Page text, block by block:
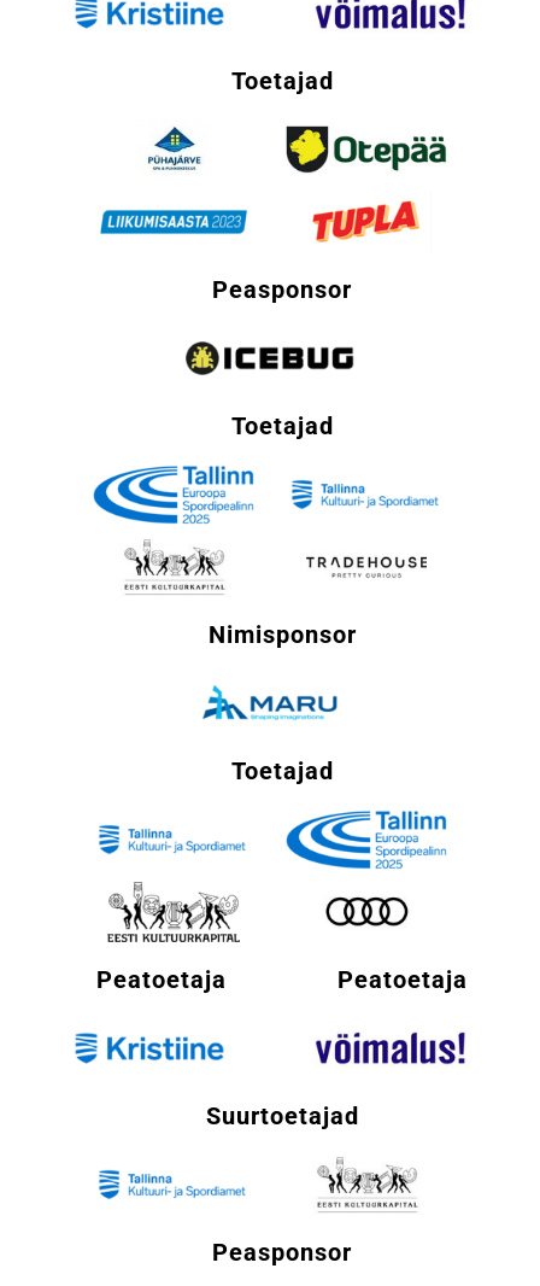
Toetajad
Peasponsor
Toetajad
Nimisponsor
Toetajad
Peatoetaja Peatoetaja
Suurtoetajad
Peasponsor